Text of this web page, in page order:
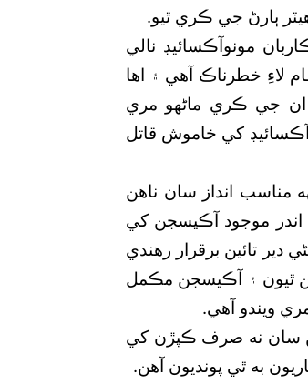
ٻارڻ جي ڪري ٿيو.
مونوآڪسائيڊ نالي
لاءِ خطرناڪ آهي ۽ اها
ان جي ڪري ماڻهو مري
کي خاموش قاتل
مناسب انداز سان ناهن
اندر موجود آڪيسجن کي
تائين برقرار رهندي
ٿيون ۽ آڪيسجن مڪمل
ويندو آهي.
سان نه صرف ڪپڙن کي
به ٿي پونديون آهن.